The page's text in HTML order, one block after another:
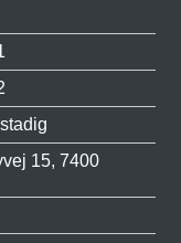
15, 7400